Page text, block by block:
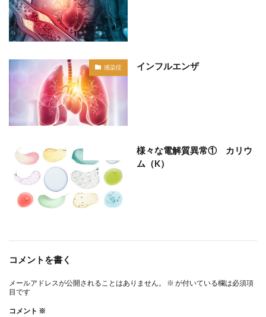
感染症 インフルエンザ
様々な電解質異常① カリウ
ム（K）
コメントを書く
メールアドレスが公開されることはありません。 ※ が付いている欄は必須項
目です
コメント ※